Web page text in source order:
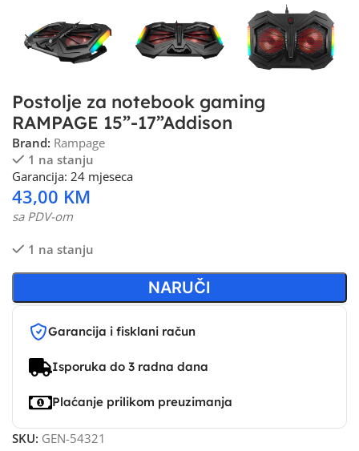
Postolje za notebook gaming
RAMPAGE 15”-17”Addison
Brand: Rampage
1 na stanju
Garancija: 24 mjeseca
43,00 KM
sa PDV-om
1 na stanju
NARUČI
Garancija i fisklani račun
Isporuka do 3 radna dana
Plaćanje prilikom preuzimanja
SKU: GEN-54321